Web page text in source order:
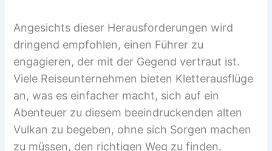
Angesichts dieser Herausforderungen wird
dringend empfohlen, einen Führer zu
engagieren, der mit der Gegend vertraut ist.
Viele Reiseunternehmen bieten Kletterausflüge
an, was es einfacher macht, sich auf ein
Abenteuer zu diesem beeindruckenden alten
Vulkan zu begeben, ohne sich Sorgen machen
zu müssen, den richtigen Weg zu finden.